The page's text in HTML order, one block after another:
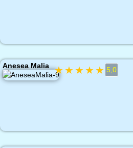
Anesea Malia ★★★★★ 5,0